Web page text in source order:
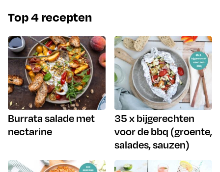
Top 4 recepten
Burrata salade met
nectarine
35 x bijgerechten
voor de bbq (groente,
salades, sauzen)